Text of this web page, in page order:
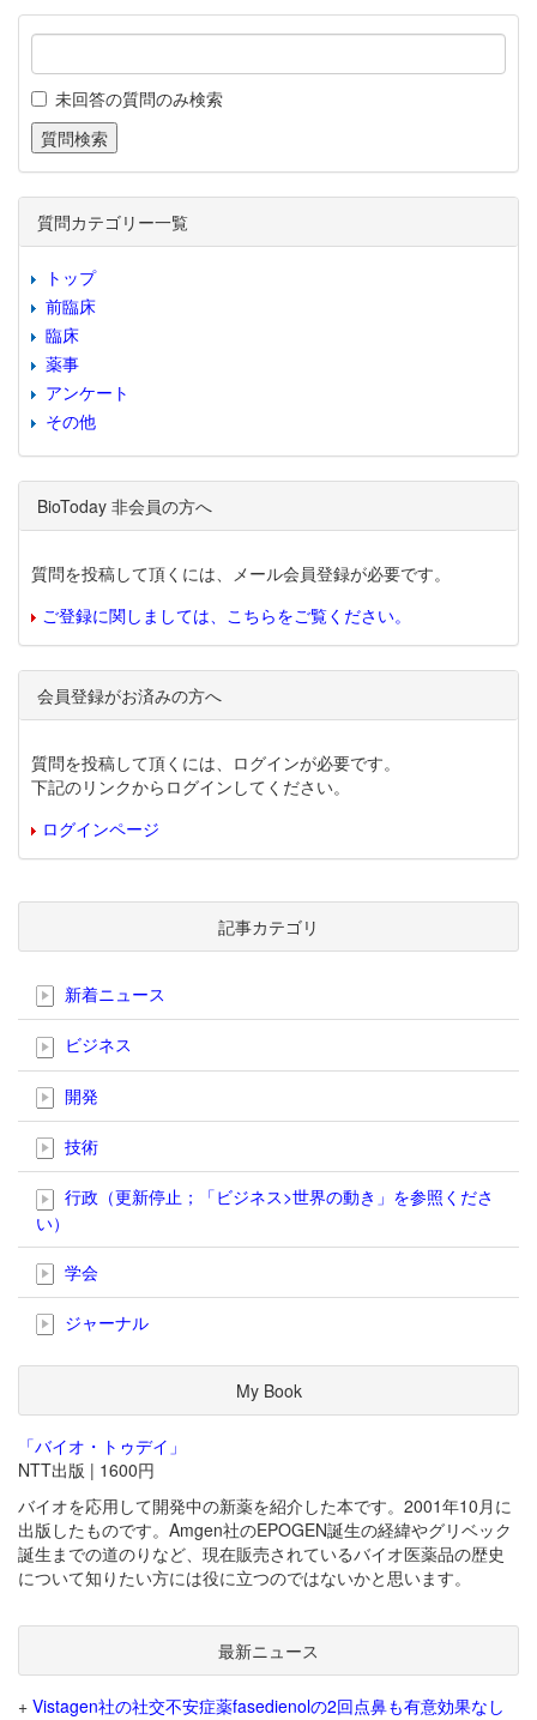
未回答の質問のみ検索
質問カテゴリー一覧
トップ
前臨床
臨床
薬事
アンケート
その他
BioToday 非会員の方へ
質問を投稿して頂くには、メール会員登録が必要です。
ご登録に関しましては、こちらをご覧ください。
会員登録がお済みの方へ
質問を投稿して頂くには、ログインが必要です。
下記のリンクからログインしてください。
ログインページ
記事カテゴリ
新着ニュース
ビジネス
開発
技術
行政（更新停止；「ビジネス>世界の動き」を参照くださ
い）
学会
ジャーナル
My Book
「バイオ・トゥデイ」
NTT出版 | 1600円
バイオを応用して開発中の新薬を紹介した本です。2001年10月に
出版したものです。Amgen社のEPOGEN誕生の経緯やグリベック
誕生までの道のりなど、現在販売されているバイオ医薬品の歴史
について知りたい方には役に立つのではないかと思います。
最新ニュース
+ Vistagen社の社交不安症薬fasedienolの2回点鼻も有意効果なし